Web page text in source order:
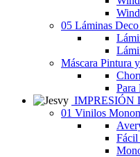
05 Láminas
Máscara Pintura
Para
IMPRESIÓN
01 Vinilos